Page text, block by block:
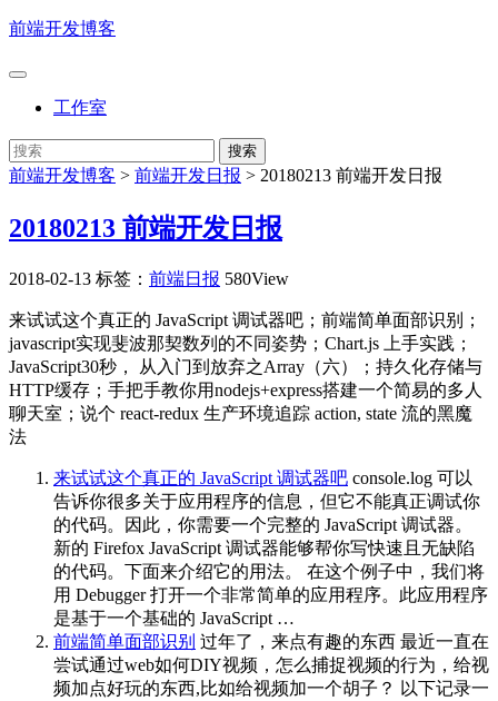
前端开发博客
工作室
前端开发博客 > 前端开发日报 > 20180213 前端开发日报
20180213 前端开发日报
2018-02-13 标签： 前端日报 580View
来试试这个真正的 JavaScript 调试器吧；前端简单面部识别；
javascript实现斐波那契数列的不同姿势；Chart.js 上手实践；
JavaScript30秒， 从入门到放弃之Array（六）；持久化存储与
HTTP缓存；手把手教你用nodejs+express搭建一个简易的多人
聊天室；说个 react-redux 生产环境追踪 action, state 流的黑魔
法
来试试这个真正的 JavaScript 调试器吧 console.log 可以
告诉你很多关于应用程序的信息，但它不能真正调试你
的代码。因此，你需要一个完整的 JavaScript 调试器。
新的 Firefox JavaScript 调试器能够帮你写快速且无缺陷
的代码。下面来介绍它的用法。 在这个例子中，我们将
用 Debugger 打开一个非常简单的应用程序。此应用程序
是基于一个基础的 JavaScript …
前端简单面部识别 过年了，来点有趣的东西 最近一直在
尝试通过web如何DIY视频，怎么捕捉视频的行为，给视
频加点好玩的东西,比如给视频加一个胡子？ 以下记录一